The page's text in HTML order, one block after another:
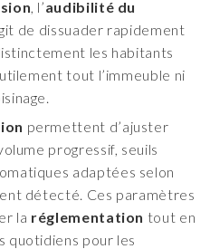
, l’audibilité du
de dissuader rapidement
les habitants
tout l’immeuble ni
permettent d’ajuster
progressif, seuils
adaptées selon
détecté. Ces paramètres
la réglementation tout en
quotidiens pour les